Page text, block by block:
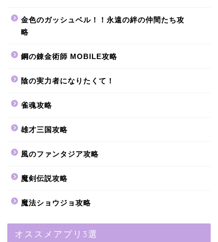
金色のガッシュベル！！永遠の絆の仲間たち攻
略
鋼の錬金術師 MOBILE攻略
陰の実力者になりたくて！
雀魂攻略
雄才三国攻略
風のファンタジア攻略
魔剣伝説攻略
魔法ショウジョ攻略
オススメアプリ3選